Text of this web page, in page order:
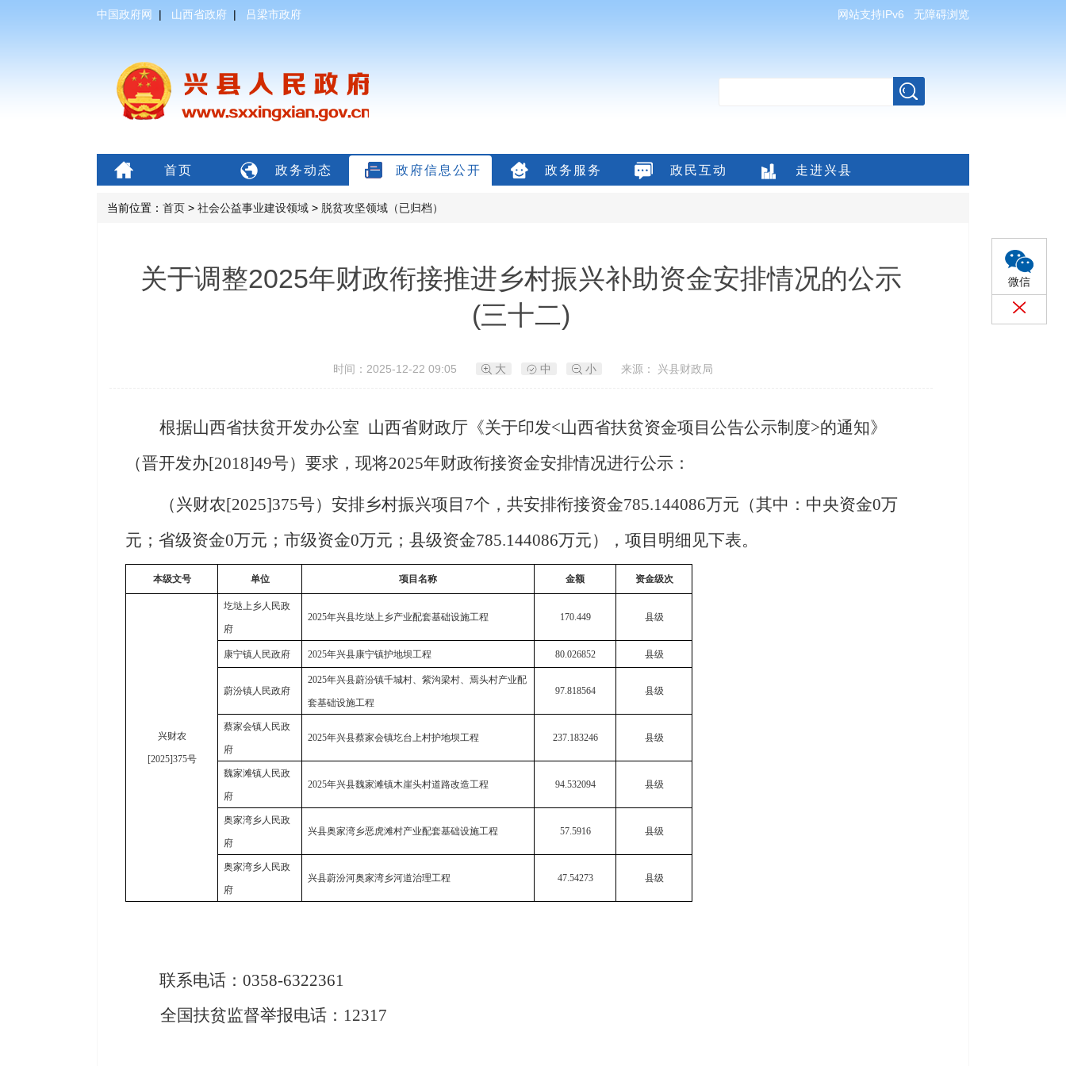
微信
中国政府网 | 山西省政府 | 吕梁市政府 无障碍浏览
网站支持IPv6
首页 政务动态 政府信息公开 政务服务 政民互动 走进兴县
当前位置： 首页 > 社会公益事业建设领域 > 脱贫攻坚领域（已归档）
关于调整2025年财政衔接推进乡村振兴补助资金安排情况的公示
(三十二)
时间：2025-12-22 09:05 大 中 小 来源： 兴县财政局
根据山西省扶贫开发办公室 山西省财政厅《关于印发<山西省扶贫资金项目公告公示制度>的通知》
（晋开发办[2018]49号）要求，现将2025年财政衔接资金安排情况进行公示：
（兴财农[2025]375号）安排乡村振兴项目 7个，共安排衔接资金785.144086万元（其中：中央资金0万
元；省级资金0万元；市级资金0万元；县级资金785.144086万元），项目明细见下表。
本级文号 单位 项目名称 金额 资金级次
兴财农
[2025]375号
圪垯上乡人民政
府
2025年兴县圪垯上乡产业配套基础设施工程 170.449 县级
康宁镇人民政府 2025年兴县康宁镇护地坝工程 80.026852 县级
蔚汾镇人民政府
2025年兴县蔚汾镇千城村、紫沟梁村、焉头村产业配
套基础设施工程
97.818564 县级
蔡家会镇人民政
府
2025年兴县蔡家会镇圪台上村护地坝工程 237.183246 县级
魏家滩镇人民政
府
2025年兴县魏家滩镇木崖头村道路改造工程 94.532094 县级
奥家湾乡人民政
府
兴县奥家湾乡恶虎滩村产业配套基础设施工程 57.5916 县级
奥家湾乡人民政
府
兴县蔚汾河奥家湾乡河道治理工程 47.54273 县级
联系电话： 0358-6322361
全国扶贫监督举报电话： 12317